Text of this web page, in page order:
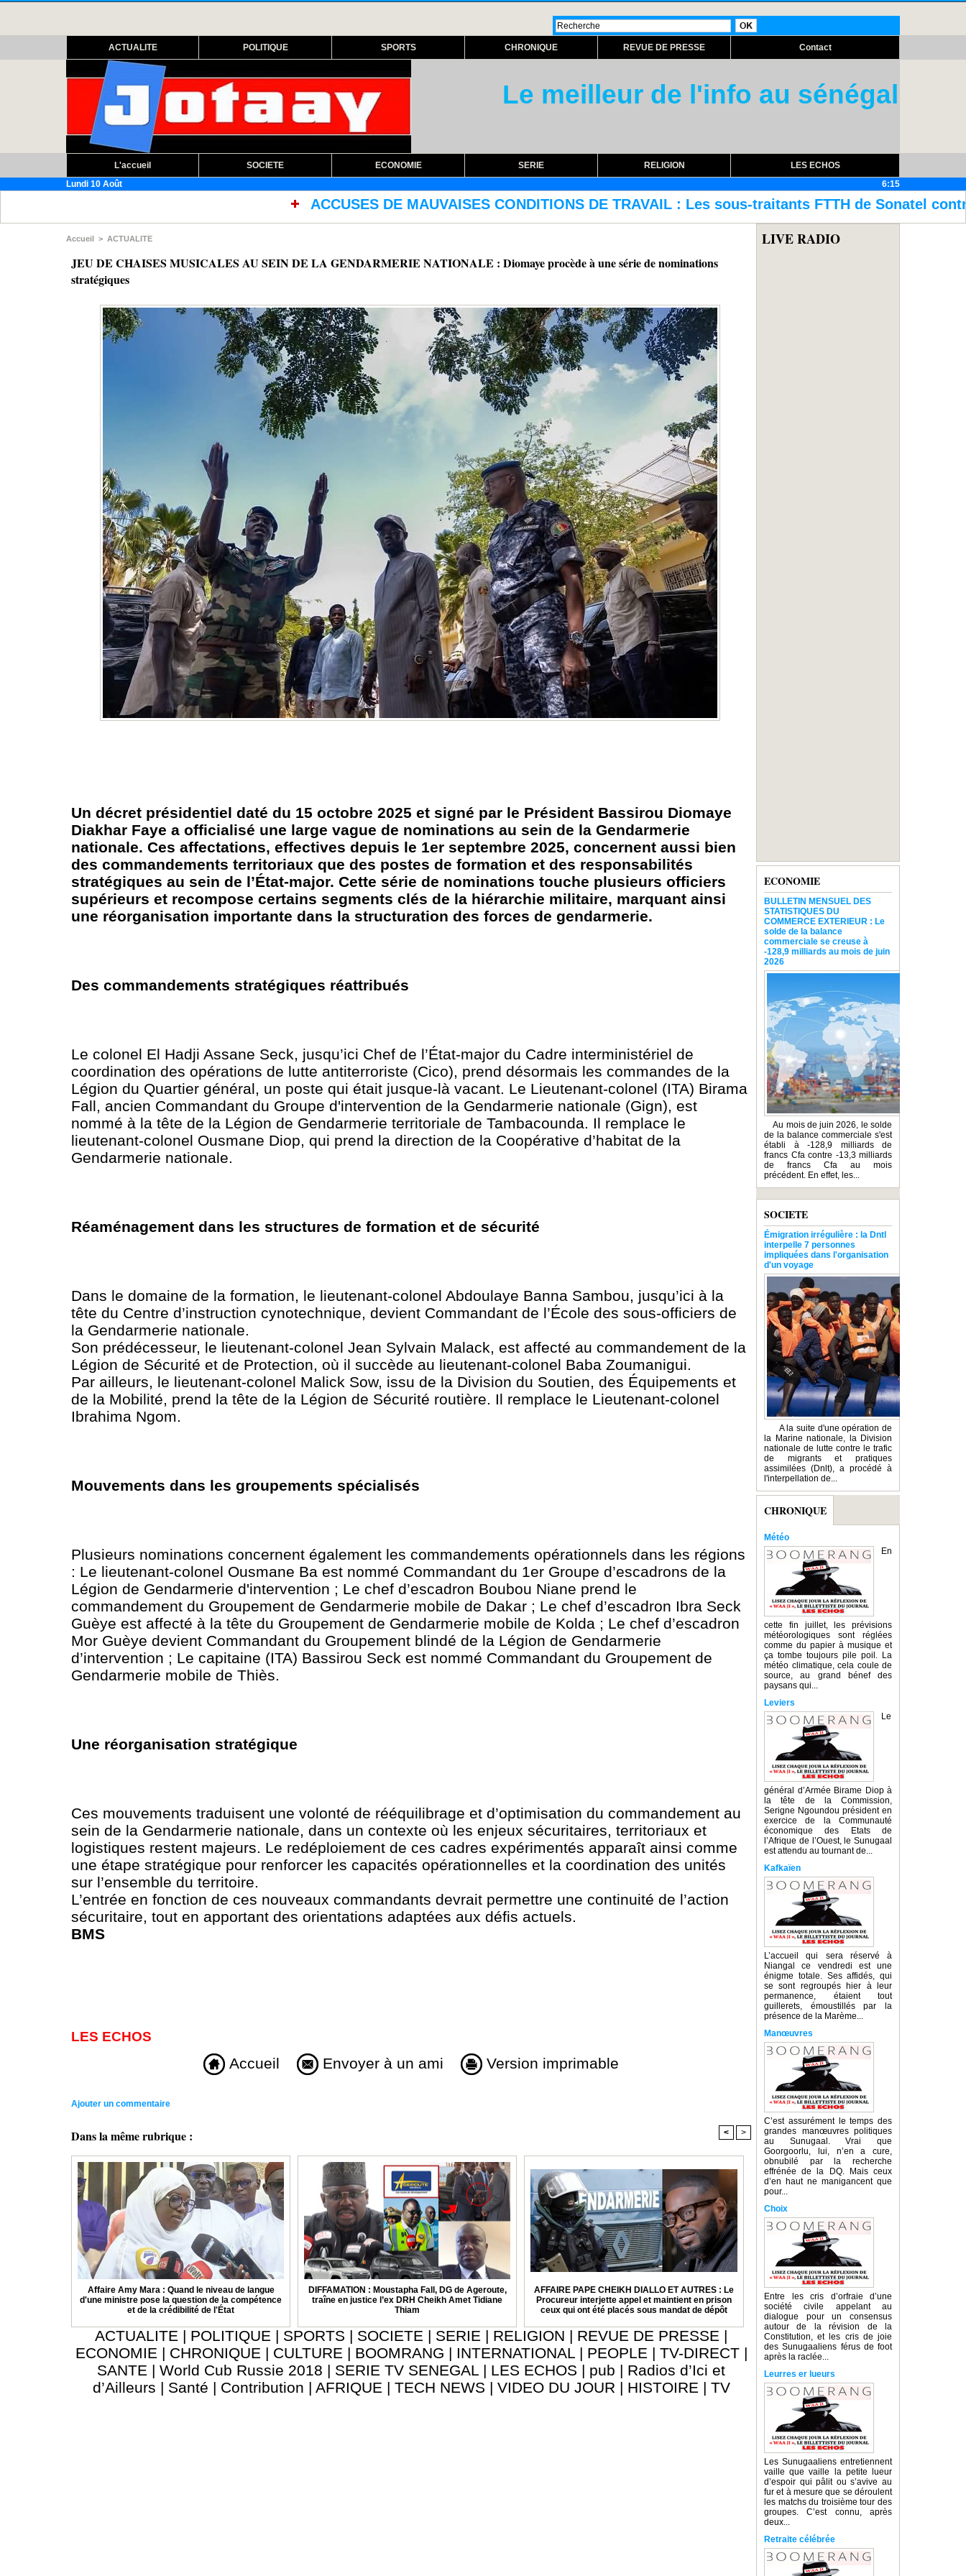
ACTUALITE POLITIQUE SPORTS CHRONIQUE REVUE DE PRESSE Contact
Le meilleur de l'info au sénégal
L'accueil SOCIETE ECONOMIE SERIE RELIGION
LES ECHOS
Lundi 10 Août
6:15
ACCUSES DE MAUVAISES CONDITIONS DE TRAVAIL : Les sous-traitants FTTH de Sonatel contre-attaquent
Accueil > ACTUALITE
JEU DE CHAISES MUSICALES AU SEIN DE LA GENDARMERIE NATIONALE : Diomaye procède à une série de nominations
stratégiques
Un décret présidentiel daté du 15 octobre 2025 et signé par le Président Bassirou Diomaye
Diakhar Faye a officialisé une large vague de nominations au sein de la Gendarmerie
nationale. Ces affectations, effectives depuis le 1er septembre 2025, concernent aussi bien
des commandements territoriaux que des postes de formation et des responsabilités
stratégiques au sein de l’État-major. Cette série de nominations touche plusieurs officiers
supérieurs et recompose certains segments clés de la hiérarchie militaire, marquant ainsi
une réorganisation importante dans la structuration des forces de gendarmerie.
Des commandements stratégiques réattribués
Le colonel El Hadji Assane Seck, jusqu’ici Chef de l’État-major du Cadre interministériel de
coordination des opérations de lutte antiterroriste (Cico), prend désormais les commandes de la
Légion du Quartier général, un poste qui était jusque-là vacant. Le Lieutenant-colonel (ITA) Birama
Fall, ancien Commandant du Groupe d'intervention de la Gendarmerie nationale (Gign), est
nommé à la tête de la Légion de Gendarmerie territoriale de Tambacounda. Il remplace le
lieutenant-colonel Ousmane Diop, qui prend la direction de la Coopérative d’habitat de la
Gendarmerie nationale.
Réaménagement dans les structures de formation et de sécurité
Dans le domaine de la formation, le lieutenant-colonel Abdoulaye Banna Sambou, jusqu’ici à la
tête du Centre d’instruction cynotechnique, devient Commandant de l’École des sous-officiers de
la Gendarmerie nationale.
Son prédécesseur, le lieutenant-colonel Jean Sylvain Malack, est affecté au commandement de la
Légion de Sécurité et de Protection, où il succède au lieutenant-colonel Baba Zoumanigui.
Par ailleurs, le lieutenant-colonel Malick Sow, issu de la Division du Soutien, des Équipements et
de la Mobilité, prend la tête de la Légion de Sécurité routière. Il remplace le Lieutenant-colonel
Ibrahima Ngom.
Mouvements dans les groupements spécialisés
Plusieurs nominations concernent également les commandements opérationnels dans les régions
: Le lieutenant-colonel Ousmane Ba est nommé Commandant du 1er Groupe d’escadrons de la
Légion de Gendarmerie d'intervention ; Le chef d’escadron Boubou Niane prend le
commandement du Groupement de Gendarmerie mobile de Dakar ; Le chef d’escadron Ibra Seck
Guèye est affecté à la tête du Groupement de Gendarmerie mobile de Kolda ; Le chef d’escadron
Mor Guèye devient Commandant du Groupement blindé de la Légion de Gendarmerie
d’intervention ; Le capitaine (ITA) Bassirou Seck est nommé Commandant du Groupement de
Gendarmerie mobile de Thiès.
Une réorganisation stratégique
Ces mouvements traduisent une volonté de rééquilibrage et d’optimisation du commandement au
sein de la Gendarmerie nationale, dans un contexte où les enjeux sécuritaires, territoriaux et
logistiques restent majeurs. Le redéploiement de ces cadres expérimentés apparaît ainsi comme
une étape stratégique pour renforcer les capacités opérationnelles et la coordination des unités
sur l’ensemble du territoire.
L’entrée en fonction de ces nouveaux commandants devrait permettre une continuité de l’action
sécuritaire, tout en apportant des orientations adaptées aux défis actuels.
BMS
LES ECHOS
Accueil Envoyer à un ami Version imprimable
Ajouter un commentaire
Dans la même rubrique : < >
Affaire Amy Mara : Quand le niveau de langue
d'une ministre pose la question de la compétence
et de la crédibilité de l'État
DIFFAMATION : Moustapha Fall, DG de Ageroute,
traîne en justice l’ex DRH Cheikh Amet Tidiane
Thiam
AFFAIRE PAPE CHEIKH DIALLO ET AUTRES : Le
Procureur interjette appel et maintient en prison
ceux qui ont été placés sous mandat de dépôt
ACTUALITE | POLITIQUE | SPORTS | SOCIETE | SERIE | RELIGION | REVUE DE PRESSE |
ECONOMIE | CHRONIQUE | CULTURE | BOOMRANG | INTERNATIONAL | PEOPLE | TV-DIRECT |
SANTE | World Cub Russie 2018 | SERIE TV SENEGAL | LES ECHOS | pub | Radios d’Ici et
d’Ailleurs | Santé | Contribution | AFRIQUE | TECH NEWS | VIDEO DU JOUR | HISTOIRE | TV
LIVE RADIO
ECONOMIE
BULLETIN MENSUEL DES
STATISTIQUES DU
COMMERCE EXTERIEUR : Le
solde de la balance
commerciale se creuse à
-128,9 milliards au mois de juin
2026
Au mois de juin 2026, le solde
de la balance commerciale s'est
établi à -128,9 milliards de
francs Cfa contre -13,3 milliards
de francs Cfa au mois
précédent. En effet, les...
SOCIETE
Émigration irrégulière : la Dntl
interpelle 7 personnes
impliquées dans l'organisation
d'un voyage
A la suite d'une opération de
la Marine nationale, la Division
nationale de lutte contre le trafic
de migrants et pratiques
assimilées (Dnlt), a procédé à
l'interpellation de...
CHRONIQUE
Météo
En
cette fin juillet, les prévisions
météorologiques sont réglées
comme du papier à musique et
ça tombe toujours pile poil. La
météo climatique, cela coule de
source, au grand bénef des
paysans qui...
Leviers
Le
général d’Armée Birame Diop à
la tête de la Commission,
Serigne Ngoundou président en
exercice de la Communauté
économique des Etats de
l’Afrique de l’Ouest, le Sunugaal
est attendu au tournant de...
Kafkaïen
L’accueil qui sera réservé à
Niangal ce vendredi est une
énigme totale. Ses affidés, qui
se sont regroupés hier à leur
permanence, étaient tout
guillerets, émoustillés par la
présence de la Marème...
Manœuvres
C’est assurément le temps des
grandes manœuvres politiques
au Sunugaal. Vrai que
Goorgoorlu, lui, n’en a cure,
obnubilé par la recherche
effrénée de la DQ. Mais ceux
d’en haut ne manigancent que
pour...
Choix
Entre les cris d’orfraie d’une
société civile appelant au
dialogue pour un consensus
autour de la révision de la
Constitution, et les cris de joie
des Sunugaaliens férus de foot
après la raclée...
Leurres er lueurs
Les Sunugaaliens entretiennent
vaille que vaille la petite lueur
d’espoir qui pâlit ou s’avive au
fur et à mesure que se déroulent
les matchs du troisième tour des
groupes. C’est connu, après
deux...
Retraite célébrée